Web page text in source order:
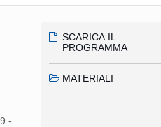
-
SCARICA IL
PROGRAMMA
MATERIALI